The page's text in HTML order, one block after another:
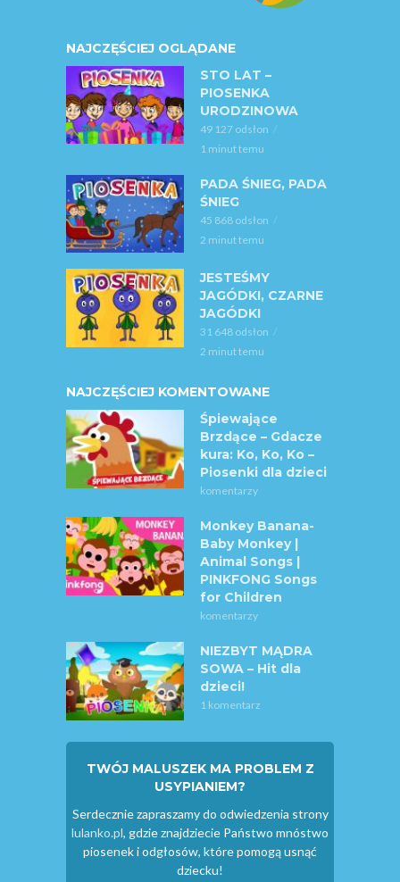
NAJCZĘŚCIEJ OGLĄDANE
STO LAT –
PIOSENKA
URODZINOWA
49 127 odsłon
1 minut temu
PADA ŚNIEG, PADA
ŚNIEG
45 868 odsłon
2 minut temu
JESTEŚMY
JAGÓDKI, CZARNE
JAGÓDKI
31 648 odsłon
2 minut temu
NAJCZĘŚCIEJ KOMENTOWANE
Śpiewające
Brzdące – Gdacze
kura: Ko, Ko, Ko –
Piosenki dla dzieci
komentarzy
Monkey Banana-
Baby Monkey |
Animal Songs |
PINKFONG Songs
for Children
komentarzy
NIEZBYT MĄDRA
SOWA – Hit dla
dzieci!
1 komentarz
TWÓJ MALUSZEK MA PROBLEM Z
USYPIANIEM?
Serdecznie zapraszamy do odwiedzenia strony
lulanko.pl, gdzie znajdziecie Państwo mnóstwo
piosenek i odgłosów, które pomogą usnąć
dziecku!